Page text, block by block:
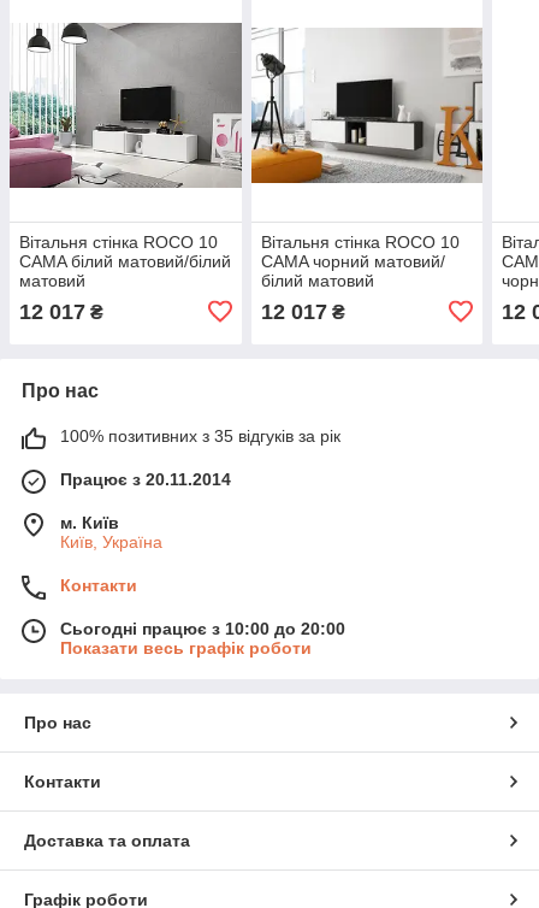
Вітальня стінка ROCO 10
CAMA білий матовий/білий
матовий
12 017 ₴
Вітальня стінка ROCO 10
CAMA чорний матовий/
білий матовий
12 017₴ 12
Про нас
100% позитивних з 35 відгуків за рік
Працює з 20.11.2014
м. Київ
Київ, Україна
Контакти
Сьогодні працює з 10:00 до 20:00
Показати весь графік роботи
Про нас
Контакти
Доставка та оплата
Графік роботи